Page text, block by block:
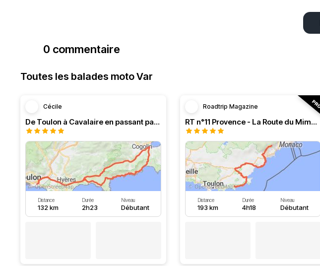
0 commentaire
Toutes les balades moto Var
Cécile
De Toulon à Cavalaire en passant par la côte
Distance
132 km
Durée
2h23
Niveau
Débutant
Roadtrip Magazine
RT n°11 Provence - La Route du Mimosa
Distance
193 km
Durée
4h18
Niveau
Débutant